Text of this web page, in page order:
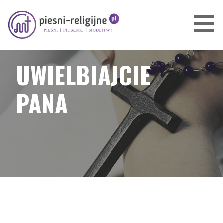
treści
PIOSENKI I PIEŚNI RELIGIJNE
UWIELBIAJCIE
PANA